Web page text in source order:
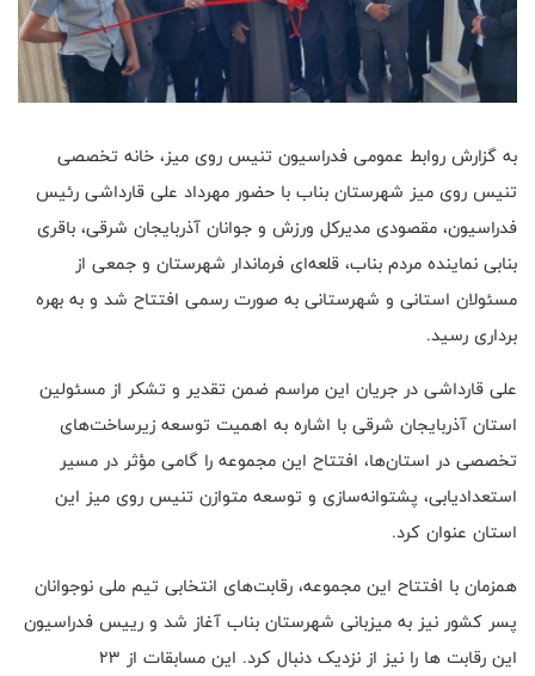
به گزارش روابط عمومی فدراسیون تنیس روی میز، خانه تخصصی
تنیس روی میز شهرستان بناب با حضور مهرداد علی قارداشی رئیس
فدراسیون، مقصودی مدیرکل ورزش و جوانان آذربایجان شرقی، باقری
بنابی نماینده مردم بناب، قلعه‌ای فرماندار شهرستان و جمعی از
مسئولان استانی و شهرستانی به صورت رسمی افتتاح شد و به بهره
برداری رسید.
علی قارداشی در جریان این مراسم ضمن تقدیر و تشکر از مسئولین
استان آذربایجان شرقی با اشاره به اهمیت توسعه زیرساخت‌های
تخصصی در استان‌ها، افتتاح این مجموعه را گامی مؤثر در مسیر
استعدادیابی، پشتوانه‌سازی و توسعه متوازن تنیس روی میز این
استان عنوان کرد.
همزمان با افتتاح این مجموعه، رقابت‌های انتخابی تیم ملی نوجوانان
پسر کشور نیز به میزبانی شهرستان بناب آغاز شد و رییس فدراسیون
این رقابت ها را نیز از نزدیک دنبال کرد‌. این مسابقات از ۲۳